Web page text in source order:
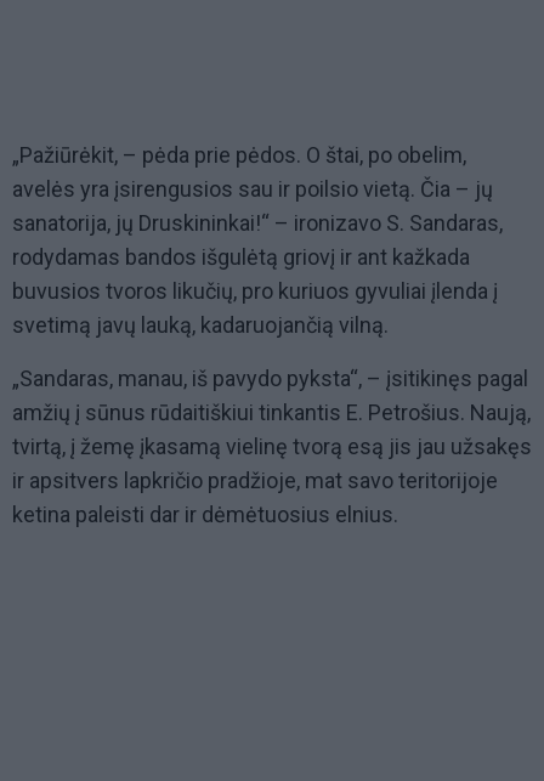
„Pažiūrėkit, – pėda prie pėdos. O štai, po obelim,
avelės yra įsirengusios sau ir poilsio vietą. Čia – jų
sanatorija, jų Druskininkai!“ – ironizavo S. Sandaras,
rodydamas bandos išgulėtą griovį ir ant kažkada
buvusios tvoros likučių, pro kuriuos gyvuliai įlenda į
svetimą javų lauką, kadaruojančią vilną.
„Sandaras, manau, iš pavydo pyksta“, – įsitikinęs pagal
amžių į sūnus rūdaitiškiui tinkantis E. Petrošius. Naują,
tvirtą, į žemę įkasamą vielinę tvorą esą jis jau užsakęs
ir apsitvers lapkričio pradžioje, mat savo teritorijoje
ketina paleisti dar ir dėmėtuosius elnius.